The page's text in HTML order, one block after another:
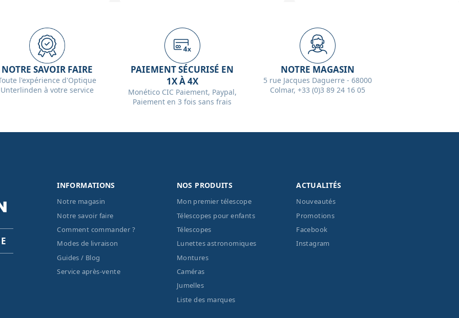
NOTRE SAVOIR FAIRE
l'expérience d'Optique
Unterlinden à votre service
PAIEMENT SÉCURISÉ EN
1X À 4X
Monético CIC Paiement, Paypal,
Paiement en 3 fois sans frais
NOTRE MAGASIN
5 rue Jacques Daguerre - 68000
Colmar, +33 (0)3 89 24 16 05
INFORMATIONS
Notre magasin
Notre savoir faire
Comment commander ?
Modes de livraison
Guides / Blog
Service après-vente
NOS PRODUITS
Mon premier télescope
Télescopes pour enfants
Télescopes
Lunettes astronomiques
Montures
Caméras
Jumelles
Liste des marques
ACTUALITÉS
Nouveautés
Promotions
Facebook
Instagram